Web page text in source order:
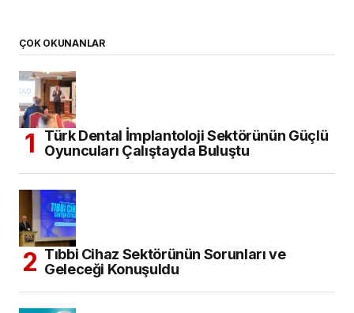
ÇOK OKUNANLAR
Türk Dental İmplantoloji Sektörünün Güçlü
Oyuncuları Çalıştayda Buluştu
Tıbbi Cihaz Sektörünün Sorunları ve
Geleceği Konuşuldu